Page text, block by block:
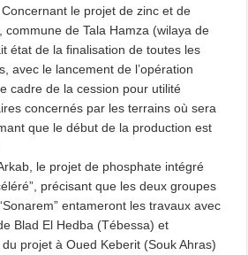
le projet de zinc et de
commune de Tala Hamza (wilaya de
état de la finalisation de toutes les
avec le lancement de l’opération
cadre de la cession pour utilité
concernés par les terrains où sera
que le début de la production est
le projet de phosphate intégré
précisant que les deux groupes
entameront les travaux avec
Blad El Hedba (Tébessa) et
projet à Oued Keberit (Souk Ahras)